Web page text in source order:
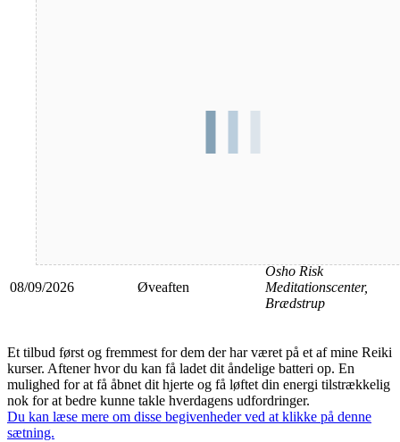
08/09/2026 Øveaften
Osho Risk
Meditationscenter,
Brædstrup
Et tilbud først og fremmest for dem der har været på et af mine Reiki
kurser. Aftener hvor du kan få ladet dit åndelige batteri op. En
mulighed for at få åbnet dit hjerte og få løftet din energi tilstrækkelig
nok for at bedre kunne takle hverdagens udfordringer.
Du kan læse mere om disse begivenheder ved at klikke på denne
sætning.